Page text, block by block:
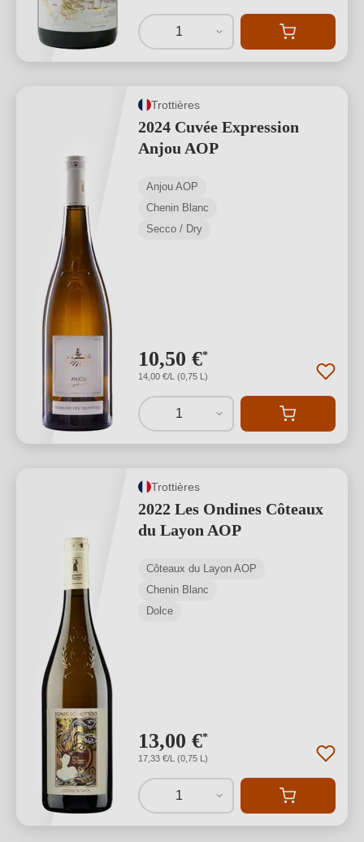
1
Trottières
2024 Cuvée Expression
Anjou AOP
Anjou AOP
Chenin Blanc
Secco / Dry
10,50 €*
14,00 €/L (0,75 L)
1
Trottières
2022 Les Ondines Côteaux
du Layon AOP
Côteaux du Layon AOP
Chenin Blanc
Dolce
13,00 €*
17,33 €/L (0,75 L)
1